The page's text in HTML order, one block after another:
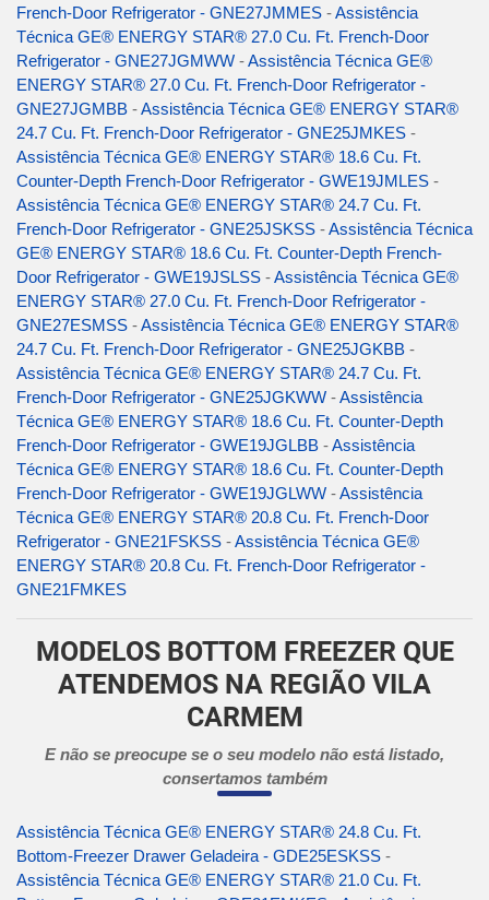
French-Door Refrigerator - GNE27JMMES -Assistência
Técnica GE® ENERGY STAR® 27.0 Cu. Ft. French-Door
Refrigerator - GNE27JGMWW -Assistência Técnica GE®
ENERGY STAR® 27.0 Cu. Ft. French-Door Refrigerator -
GNE27JGMBB -Assistência Técnica GE® ENERGY STAR®
24.7 Cu. Ft. French-Door Refrigerator - GNE25JMKES -
Assistência Técnica GE® ENERGY STAR® 18.6 Cu. Ft.
Counter-Depth French-Door Refrigerator - GWE19JMLES -
Assistência Técnica GE® ENERGY STAR® 24.7 Cu. Ft.
French-Door Refrigerator - GNE25JSKSS -Assistência Técnica
GE® ENERGY STAR® 18.6 Cu. Ft. Counter-Depth French-
Door Refrigerator - GWE19JSLSS -Assistência Técnica GE®
ENERGY STAR® 27.0 Cu. Ft. French-Door Refrigerator -
GNE27ESMSS -Assistência Técnica GE® ENERGY STAR®
24.7 Cu. Ft. French-Door Refrigerator - GNE25JGKBB -
Assistência Técnica GE® ENERGY STAR® 24.7 Cu. Ft.
French-Door Refrigerator - GNE25JGKWW -Assistência
Técnica GE® ENERGY STAR® 18.6 Cu. Ft. Counter-Depth
French-Door Refrigerator - GWE19JGLBB -Assistência
Técnica GE® ENERGY STAR® 18.6 Cu. Ft. Counter-Depth
French-Door Refrigerator - GWE19JGLWW -Assistência
Técnica GE® ENERGY STAR® 20.8 Cu. Ft. French-Door
Refrigerator - GNE21FSKSS -Assistência Técnica GE®
ENERGY STAR® 20.8 Cu. Ft. French-Door Refrigerator -
GNE21FMKES
MODELOS BOTTOM FREEZER QUE
ATENDEMOS NA REGIÃO VILA
CARMEM
E não se preocupe se o seu modelo não está listado,
consertamos também
Assistência Técnica GE® ENERGY STAR® 24.8 Cu. Ft.
Bottom-Freezer Drawer Geladeira - GDE25ESKSS -
Assistência Técnica GE® ENERGY STAR® 21.0 Cu. Ft.